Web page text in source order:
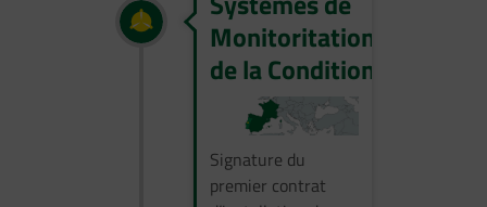
Monitoritation
de la Condition
Signature du
premier contrat